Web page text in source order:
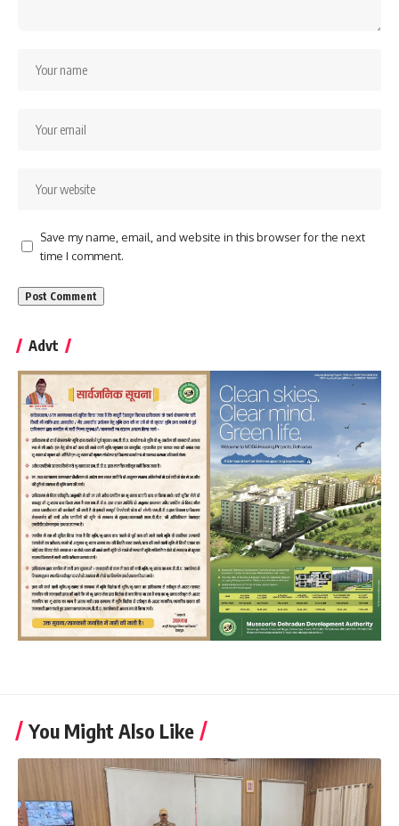
Save my name, email, and website in this browser for the next
time I comment.
Advt
You Might Also Like